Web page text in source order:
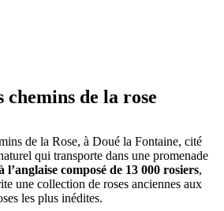
chemins de la rose
de la Rose, à Doué la Fontaine, cité
qui transporte dans une promenade
l’anglaise composé de 13 000 rosiers,
une collection de roses anciennes aux
les plus inédites.